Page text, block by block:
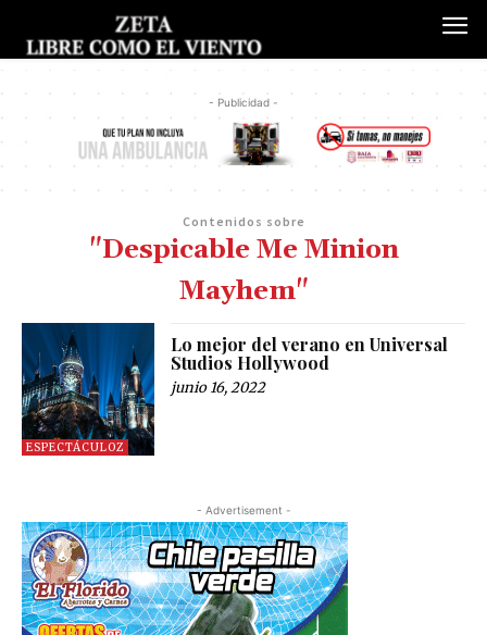
- Publicidad -
Contenidos sobre
"Despicable Me Minion
Mayhem"
ESPECTÁCULOZ
Lo mejor del verano en Universal
Studios Hollywood
junio 16, 2022
- Advertisement -